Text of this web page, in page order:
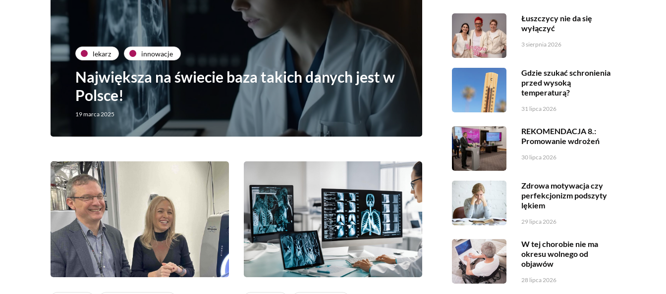
lekarz innowacje
Największa na świecie baza takich danych jest w
Polsce!
19 marca 2025
Łuszczycy nie da się
wyłączyć
3 sierpnia 2026
Gdzie szukać schronienia
przed wysoką
temperaturą?
31 lipca 2026
REKOMENDACJA 8.:
Promowanie wdrożeń
30 lipca 2026
Zdrowa motywacja czy
perfekcjonizm podszyty
lękiem
29 lipca 2026
W tej chorobie nie ma
okresu wolnego od
objawów
28 lipca 2026